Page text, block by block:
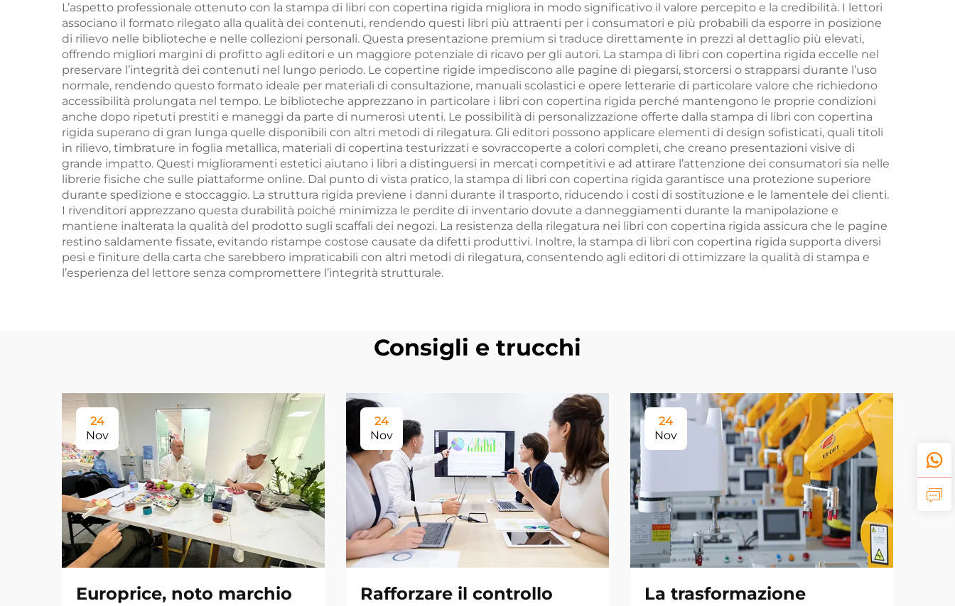
L’aspetto professionale ottenuto con la stampa di libri con copertina rigida migliora in modo significativo il valore percepito e la credibilità. I lettori
associano il formato rilegato alla qualità dei contenuti, rendendo questi libri più attraenti per i consumatori e più probabili da esporre in posizione
di rilievo nelle biblioteche e nelle collezioni personali. Questa presentazione premium si traduce direttamente in prezzi al dettaglio più elevati,
offrendo migliori margini di profitto agli editori e un maggiore potenziale di ricavo per gli autori. La stampa di libri con copertina rigida eccelle nel
preservare l’integrità dei contenuti nel lungo periodo. Le copertine rigide impediscono alle pagine di piegarsi, storcersi o strapparsi durante l’uso
normale, rendendo questo formato ideale per materiali di consultazione, manuali scolastici e opere letterarie di particolare valore che richiedono
accessibilità prolungata nel tempo. Le biblioteche apprezzano in particolare i libri con copertina rigida perché mantengono le proprie condizioni
anche dopo ripetuti prestiti e maneggi da parte di numerosi utenti. Le possibilità di personalizzazione offerte dalla stampa di libri con copertina
rigida superano di gran lunga quelle disponibili con altri metodi di rilegatura. Gli editori possono applicare elementi di design sofisticati, quali titoli
in rilievo, timbrature in foglia metallica, materiali di copertina testurizzati e sovraccoperte a colori completi, che creano presentazioni visive di
grande impatto. Questi miglioramenti estetici aiutano i libri a distinguersi in mercati competitivi e ad attirare l’attenzione dei consumatori sia nelle
librerie fisiche che sulle piattaforme online. Dal punto di vista pratico, la stampa di libri con copertina rigida garantisce una protezione superiore
durante spedizione e stoccaggio. La struttura rigida previene i danni durante il trasporto, riducendo i costi di sostituzione e le lamentele dei clienti.
I rivenditori apprezzano questa durabilità poiché minimizza le perdite di inventario dovute a danneggiamenti durante la manipolazione e
mantiene inalterata la qualità del prodotto sugli scaffali dei negozi. La resistenza della rilegatura nei libri con copertina rigida assicura che le pagine
restino saldamente fissate, evitando ristampe costose causate da difetti produttivi. Inoltre, la stampa di libri con copertina rigida supporta diversi
pesi e finiture della carta che sarebbero impraticabili con altri metodi di rilegatura, consentendo agli editori di ottimizzare la qualità di stampa e
l’esperienza del lettore senza compromettere l’integrità strutturale.
Consigli e trucchi
24
Nov
Europrice, noto marchio
24
Nov
Rafforzare il controllo
24
Nov
La trasformazione